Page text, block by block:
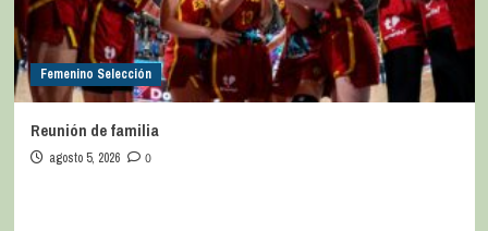
Femenino Selección
Reunión de familia
agosto 5, 2026 0